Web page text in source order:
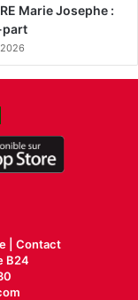
Marie Josephe :
part
| Contact
B24